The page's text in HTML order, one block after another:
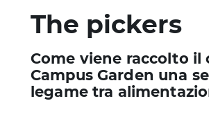
The pickers
Come viene raccolto il
Campus Garden una
legame tra